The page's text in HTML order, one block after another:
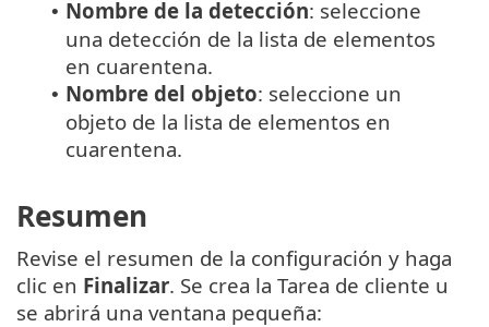
• Nombre de la detección: seleccione
una detección de la lista de elementos
en cuarentena.
• Nombre del objeto: seleccione un
objeto de la lista de elementos en
cuarentena.
Resumen
Revise el resumen de la configuración y haga
clic en Finalizar. Se crea la Tarea de cliente u
se abrirá una ventana pequeña: